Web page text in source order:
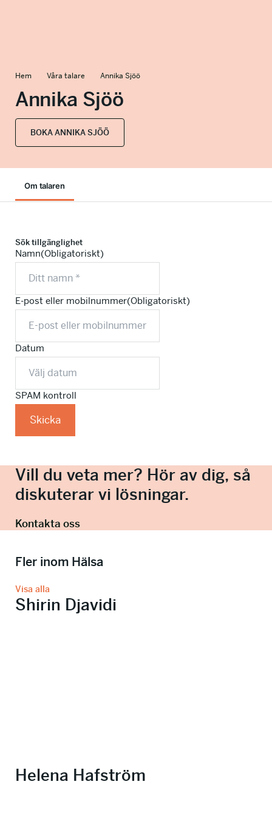
Hem Våra talare Annika Sjöö
Annika Sjöö
BOKA ANNIKA SJÖÖ
Om talaren
Sök tillgänglighet
Namn(Obligatoriskt)
E-post eller mobilnummer(Obligatoriskt)
Datum
SPAM kontroll
Vill du veta mer? Hör av dig, så
diskuterar vi lösningar.
Kontakta oss
Fler inom Hälsa
Visa alla
Shirin Djavidi
Helena Hafström